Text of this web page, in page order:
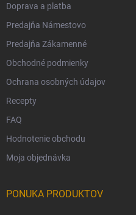
Doprava a platba
Predajňa Námestovo
Predajňa Zákamenné
Obchodné podmienky
Ochrana osobných údajov
Recepty
FAQ
Hodnotenie obchodu
Moja objednávka
PONUKA PRODUKTOV